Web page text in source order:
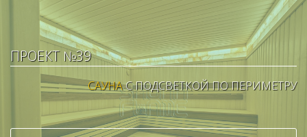
ПРОЕКТ №39
САУНАС ПОДСВЕТКОЙ ПО ПЕРИМЕТРУ